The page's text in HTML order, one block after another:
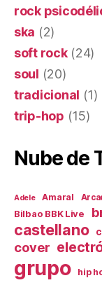
rock
ska (2)
soft rock(24)
soul (20)
tradicional (1)
trip-hop (15)
Nube de
Adele Amaral
Bilbao BBK Live
castellano
cover
grupo hip